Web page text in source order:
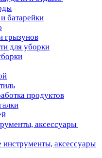
батарейки
грызунов
для уборки
продуктов
аксессуары
аксессуары